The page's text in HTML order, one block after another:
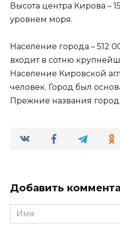
Высота центра Кирова –
уровнем моря.
Население города – 512
входит в сотню
Население Кировской
человек. Город был
Прежние названия
Добавить
Имя
*